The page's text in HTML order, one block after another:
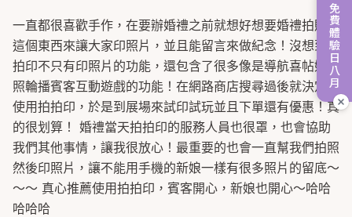
免費體驗日八月
一直都很喜歡手作，在要辦婚禮之前就想好想要婚禮拍貼機
這個東西來讓大家印照片，並且能留言來做紀念！沒想到拍
拍印不只有印照片的功能，還包含了很多像是導航喜帖婚紗
照輪播賓客互動遊戲的功能！在網路商店搜尋過後就決定要
使用拍拍印，於是到展場來試印試玩並且下單還有優惠！真
的很划算！ 婚禮當天拍拍印的服務人員也很罩，也會協助
我們其他事情，讓我很放心！最重要的也會一直幫我們拍照
然後印照片，讓不能用手機的新娘一樣有很多照片的留底～
～～ 真心推薦使用拍拍印，賓客開心，新娘也開心～哈哈
哈哈哈